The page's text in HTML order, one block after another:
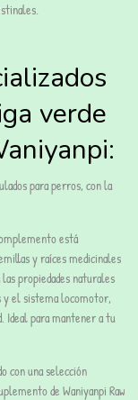
verde
para perros, con la
está
y raíces medicinales
propiedades naturales
y el sistema locomotor,
Ideal para mantener a tu
con una selección
de Waniyanpi Raw